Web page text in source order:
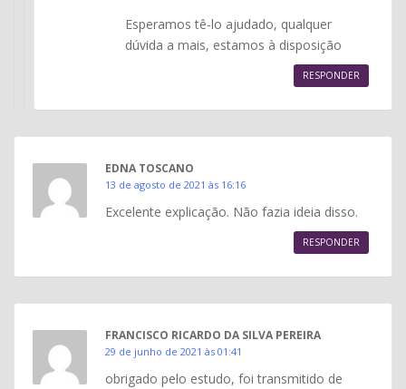
Esperamos tê-lo ajudado, qualquer
dúvida a mais, estamos à disposição
RESPONDER
EDNA TOSCANO
13 de agosto de 2021 às 16:16
Excelente explicação. Não fazia ideia disso.
RESPONDER
FRANCISCO RICARDO DA SILVA PEREIRA
29 de junho de 2021 às 01:41
obrigado pelo estudo, foi transmitido de